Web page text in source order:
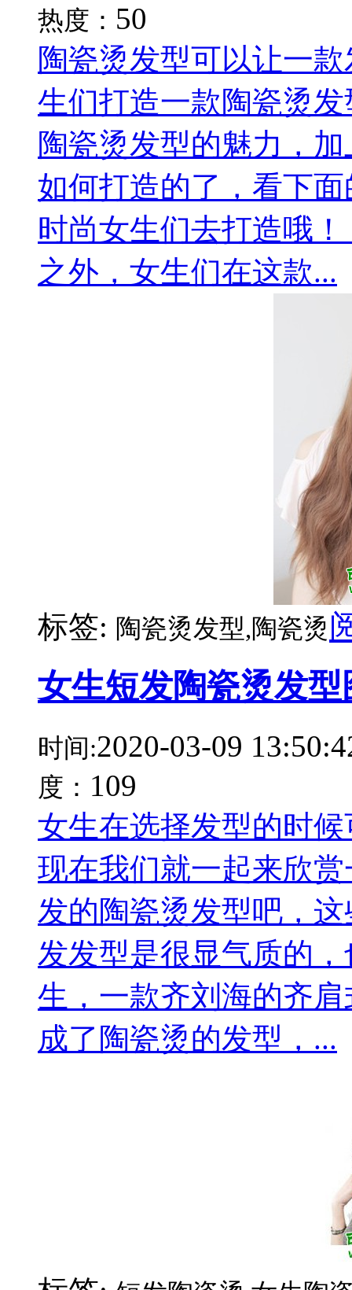
热度： 50
陶瓷烫发型可以让一
生们打造一款陶瓷烫
陶瓷烫发型的魅力，
如何打造的了，看下
时尚女生们去打造哦
之外，女生们在这款...
标签: 陶瓷烫发型,陶瓷烫
女生短发陶瓷烫发型
时间:2020-03-09
度： 109
女生在选择发型的时
现在我们就一起来欣
发的陶瓷烫发型吧，
发发型是很显气质的
生，一款齐刘海的齐
成了陶瓷烫的发型，...